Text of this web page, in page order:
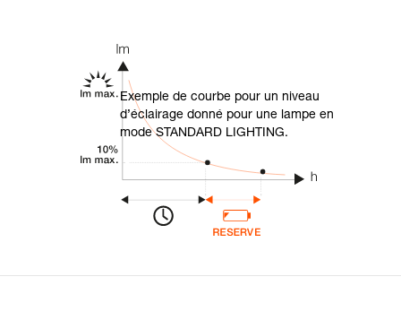
Exemple de courbe pour un niveau
d’éclairage donné pour une lampe en
mode STANDARD LIGHTING.